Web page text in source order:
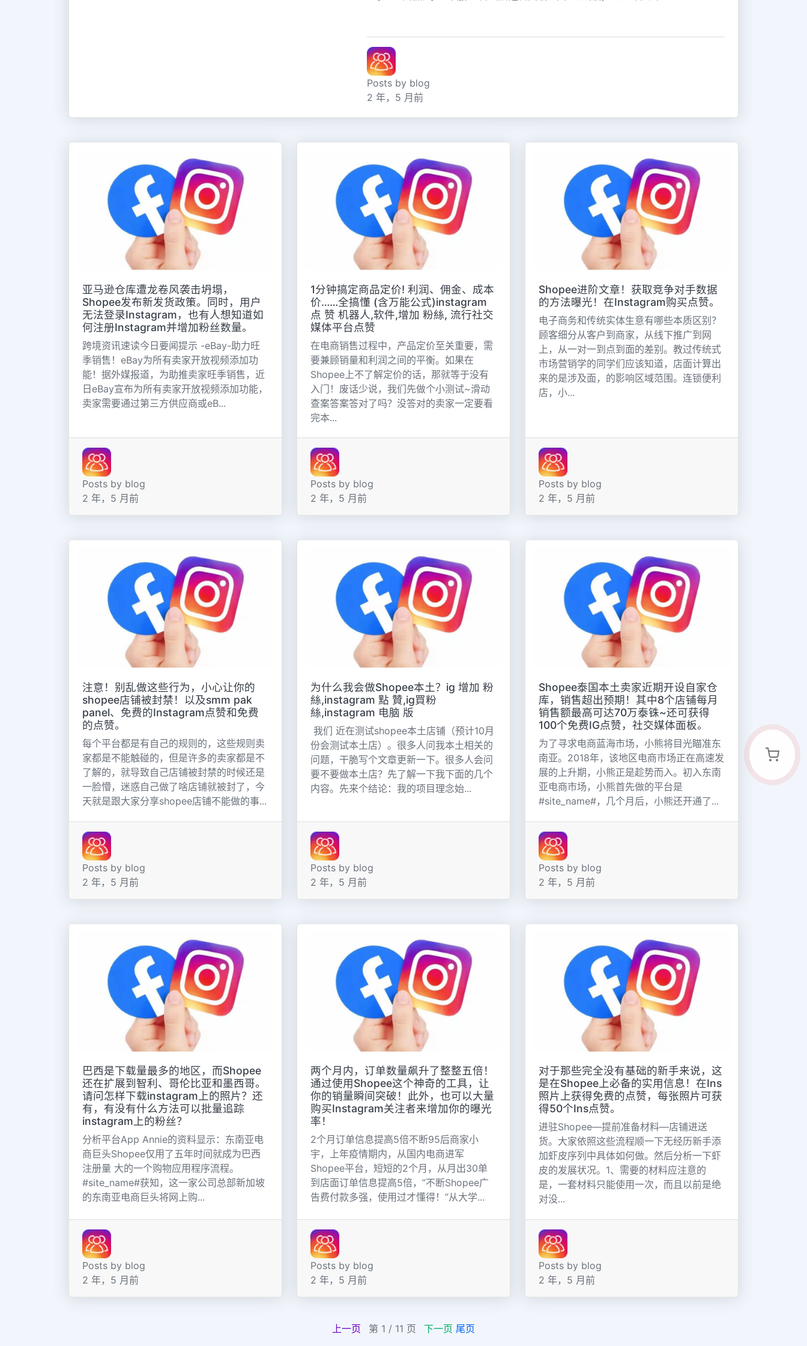
Posts by blog
2 年，5 月前
亚马逊仓库遭龙卷风袭击坍塌，
Shopee发布新发货政策。同时，用户
无法登录Instagram，也有人想知道如
何注册Instagram并增加粉丝数量。
跨境资讯速读今日要闻提示 -eBay-助力旺
季销售！eBay为所有卖家开放视频添加功
能！据外媒报道，为助推卖家旺季销售，近
日eBay宣布为所有卖家开放视频添加功能，
卖家需要通过第三方供应商或eB...
Posts by blog
2 年，5 月前
1分钟搞定商品定价! 利润、佣金、成本
价……全搞懂 (含万能公式)instagram
点 赞 机器人,软件,增加 粉絲, 流行社交
媒体平台点赞
在电商销售过程中，产品定价至关重要，需
要兼顾销量和利润之间的平衡。如果在
Shopee上不了解定价的话，那就等于没有
入门！废话少说，我们先做个小测试~滑动
查案答案答对了吗？没答对的卖家一定要看
完本...
Posts by blog
2 年，5 月前
Shopee进阶文章！获取竞争对手数据
的方法曝光！在Instagram购买点赞。
电子商务和传统实体生意有哪些本质区别？
顾客细分从客户到商家，从线下推广到网
上，从一对一到点到面的差别。教过传统式
市场营销学的同学们应该知道，店面计算出
来的是涉及面，的影响区域范围。连锁便利
店，小...
Posts by blog
2 年，5 月前
注意！别乱做这些行为，小心让你的
shopee店铺被封禁！以及smm pak
panel、免费的Instagram点赞和免费
的点赞。
每个平台都是有自己的规则的，这些规则卖
家都是不能触碰的，但是许多的卖家都是不
了解的，就导致自己店铺被封禁的时候还是
一脸懵，迷惑自己做了啥店铺就被封了，今
天就是跟大家分享shopee店铺不能做的事...
Posts by blog
2 年，5 月前
为什么我会做Shopee本土？ig 增加 粉
絲,instagram 點 贊,ig買粉
絲,instagram 电脑 版
我们 近在测试shopee本土店铺（预计10月
份会测试本土店）。很多人问我本土相关的
问题，干脆写个文章更新一下。很多人会问
要不要做本土店？先了解一下我下面的几个
内容。先来个结论：我的项目理念始...
Posts by blog
2 年，5 月前
Shopee泰国本土卖家近期开设自家仓
库，销售超出预期！其中8个店铺每月
销售额最高可达70万泰铢~还可获得
100个免费IG点赞，社交媒体面板。
为了寻求电商蓝海市场，小熊将目光瞄准东
南亚。2018年，该地区电商市场正在高速发
展的上升期，小熊正是趁势而入。初入东南
亚电商市场，小熊首先做的平台是
#site_name#，几个月后，小熊还开通了...
Posts by blog
2 年，5 月前
巴西是下载量最多的地区，而Shopee
还在扩展到智利、哥伦比亚和墨西哥。
请问怎样下载instagram上的照片？还
有，有没有什么方法可以批量追踪
instagram上的粉丝？
分析平台App Annie的资料显示：东南亚电
商巨头Shopee仅用了五年时间就成为巴西
注册量 大的一个购物应用程序流程。
#site_name#获知，这一家公司总部新加坡
的东南亚电商巨头将网上购...
Posts by blog
2 年，5 月前
两个月内，订单数量飙升了整整五倍！
通过使用Shopee这个神奇的工具，让
你的销量瞬间突破！此外，也可以大量
购买Instagram关注者来增加你的曝光
率！
2个月订单信息提高5倍不断95后商家小
宇，上年疫情期内，从国内电商进军
Shopee平台，短短的2个月，从月出30单
到店面订单信息提高5倍，”不断Shopee广
告费付款多强，使用过才懂得！”从大学...
Posts by blog
2 年，5 月前
对于那些完全没有基础的新手来说，这
是在Shopee上必备的实用信息！在Ins
照片上获得免费的点赞，每张照片可获
得50个Ins点赞。
进驻Shopee—提前准备材料—店铺进送
货。大家依照这些流程顺一下无经历新手添
加虾皮序列中具体如何做。然后分析一下虾
皮的发展状况。1、需要的材料应注意的
是，一套材料只能使用一次，而且以前是绝
对没...
Posts by blog
2 年，5 月前
上一页 第 1 / 11 页 下一页 尾页